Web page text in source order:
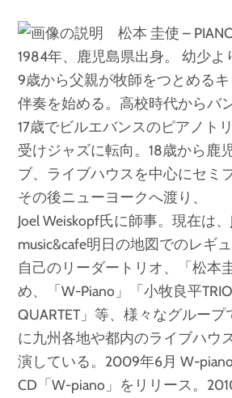
松本 圭使 –
1984年、鹿児島県出身。 幼少よ
9歳から父親が牧師をつとめる
伴奏を始める。高校時代からバ
17歳でビルエバンスのピアノト
受けジャズに転向。18歳から鹿
ブ、ライブハウスを中心にセミ
その後ニューヨークへ渡り、
Joel Weiskopf氏に師事。現在は、
music&cafe明日の地図でのレギ
自己のリーダートリオ、「松本
め、「W-Piano」「小牧良平
QUARTET」等、様々なグルー
に九州各地や都内のライブハウ
演している。2009年6月 W-piano
CD「W-piano」をリリース。